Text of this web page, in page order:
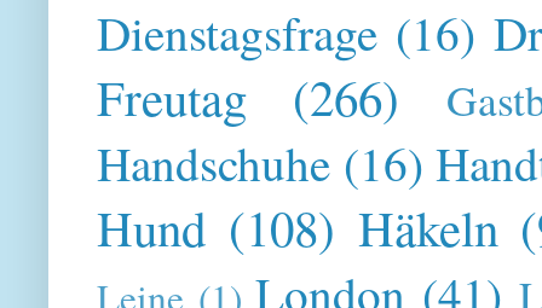
Dienstagsfrage (16)
Freutag (266)
Handschuhe (16)
Hund (108) Häkeln
Leine (1) London (41)